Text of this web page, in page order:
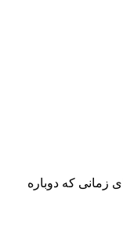
زمانی که دوباره